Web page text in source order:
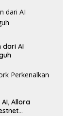
dari AI
Allora